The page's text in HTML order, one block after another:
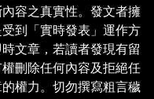
容之真實性。發文者擁
到「實時發表」運作方
文章，若讀者發現有留
刪除任何內容及拒絕任
權力。切勿撰寫粗言穢